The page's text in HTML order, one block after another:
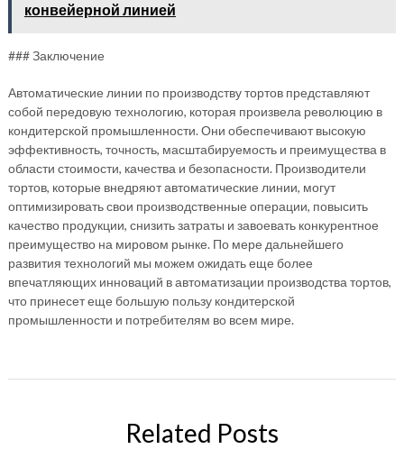
конвейерной линией
### Заключение
Автоматические линии по производству тортов представляют
собой передовую технологию, которая произвела революцию в
кондитерской промышленности. Они обеспечивают высокую
эффективность, точность, масштабируемость и преимущества в
области стоимости, качества и безопасности. Производители
тортов, которые внедряют автоматические линии, могут
оптимизировать свои производственные операции, повысить
качество продукции, снизить затраты и завоевать конкурентное
преимущество на мировом рынке. По мере дальнейшего
развития технологий мы можем ожидать еще более
впечатляющих инноваций в автоматизации производства тортов,
что принесет еще большую пользу кондитерской
промышленности и потребителям во всем мире.
Related Posts